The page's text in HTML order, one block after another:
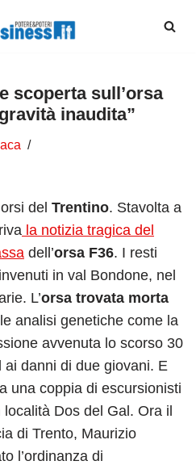
scoperta sull’orsa
inaudita”
del Trentino. Stavolta a
la notizia tragica del
dell’orsa F36. I resti
in val Bondone, nel
L’orsa trovata morta
analisi genetiche come la
avvenuta lo scorso 30
danni di due giovani. E
una coppia di escursionisti
Dos del Gal. Ora il
di Trento, Maurizio
l’ordinanza di